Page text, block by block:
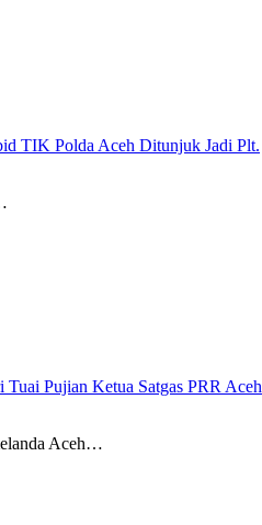
TIK Polda Aceh Ditunjuk Jadi Plt.
Pujian Ketua Satgas PRR Aceh
Aceh…